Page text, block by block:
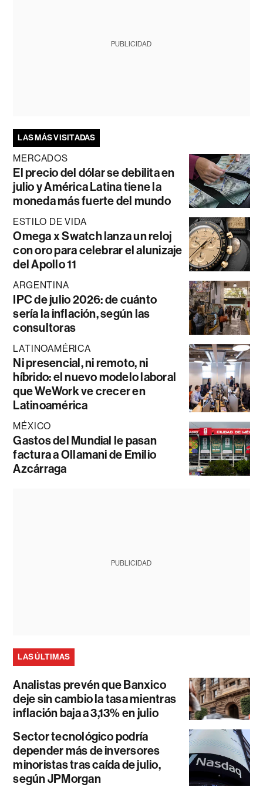
PUBLICIDAD
LAS MÁS VISITADAS
MERCADOS
El precio del dólar se debilita en
julio y América Latina tiene la
moneda más fuerte del mundo
ESTILO DE VIDA
Omega x Swatch lanza un reloj
con oro para celebrar el alunizaje
del Apollo 11
ARGENTINA
IPC de julio 2026: de cuánto
sería la inflación, según las
consultoras
LATINOAMÉRICA
Ni presencial, ni remoto, ni
híbrido: el nuevo modelo laboral
que WeWork ve crecer en
Latinoamérica
MÉXICO
Gastos del Mundial le pasan
factura a Ollamani de Emilio
Azcárraga
PUBLICIDAD
LAS ÚLTIMAS
Analistas prevén que Banxico
deje sin cambio la tasa mientras
inflación baja a 3,13% en julio
Sector tecnológico podría
depender más de inversores
minoristas tras caída de julio,
según JPMorgan